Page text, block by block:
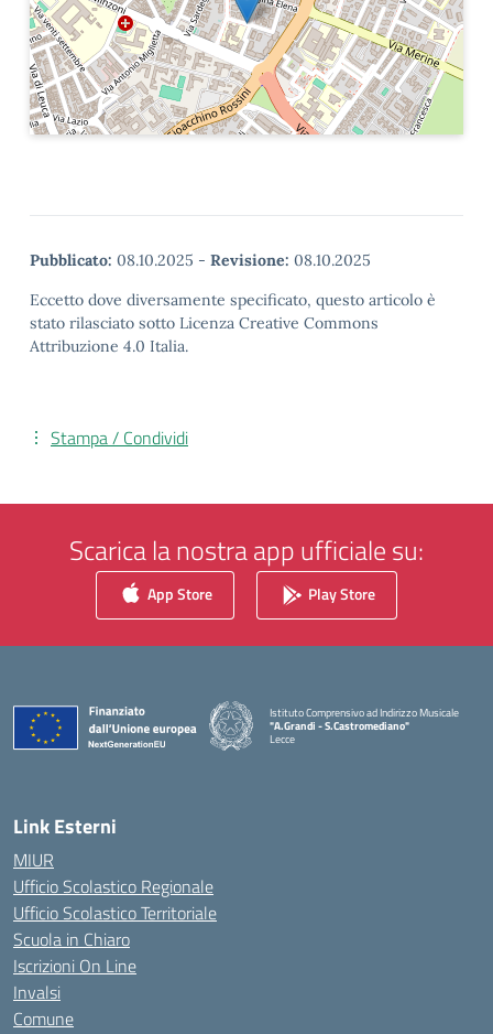
Pubblicato: 08.10.2025 - Revisione: 08.10.2025
Eccetto dove diversamente specificato, questo articolo è
stato rilasciato sotto Licenza Creative Commons
Attribuzione 4.0 Italia.
Stampa / Condividi
Scarica la nostra app ufficiale su:
App Store Play Store
Istituto Comprensivo ad Indirizzo Musicale
"A.Grandi - S.Castromediano"
Lecce
Link Esterni
MIUR
Ufficio Scolastico Regionale
Ufficio Scolastico Territoriale
Scuola in Chiaro
Iscrizioni On Line
Invalsi
Comune